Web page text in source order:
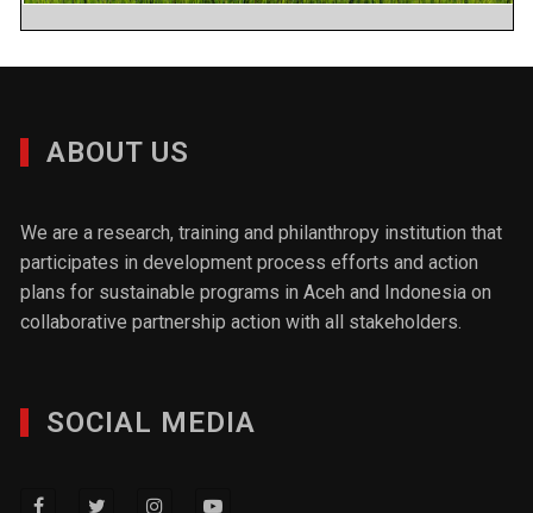
ABOUT US
We are a research, training and philanthropy institution that
participates in development process efforts and action
plans for sustainable programs in Aceh and Indonesia on
collaborative partnership action with all stakeholders.
SOCIAL MEDIA